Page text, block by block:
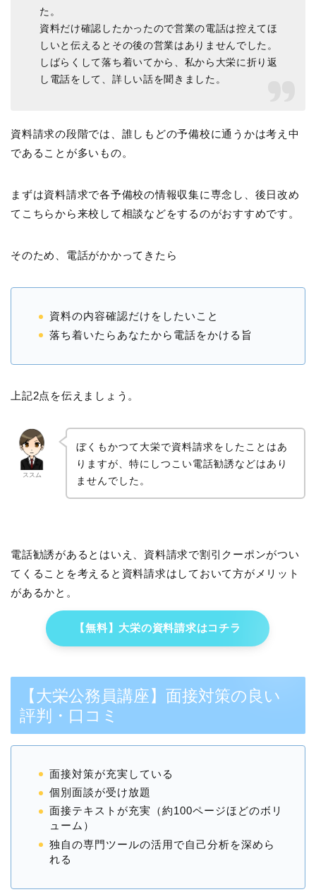
た。
資料だけ確認したかったので営業の電話は控えてほ
しいと伝えるとその後の営業はありませんでした。
しばらくして落ち着いてから、私から大栄に折り返
し電話をして、詳しい話を聞きました。
資料請求の段階では、誰しもどの予備校に通うかは考え中
であることが多いもの。
まずは資料請求で各予備校の情報収集に専念し、後日改め
てこちらから来校して相談などをするのがおすすめです。
そのため、電話がかかってきたら
資料の内容確認だけをしたいこと
落ち着いたらあなたから電話をかける旨
上記2点を伝えましょう。
ススム
ぼくもかつて大栄で資料請求をしたことはあ
りますが、特にしつこい電話勧誘などはあり
ませんでした。
電話勧誘があるとはいえ、資料請求で割引クーポンがつい
てくることを考えると資料請求はしておいて方がメリット
があるかと。
【無料】大栄の資料請求はコチラ
【大栄公務員講座】面接対策の良い
評判・口コミ
面接対策が充実している
個別面談が受け放題
面接テキストが充実（約100ページほどのボリ
ューム）
独自の専門ツールの活用で自己分析を深めら
れる